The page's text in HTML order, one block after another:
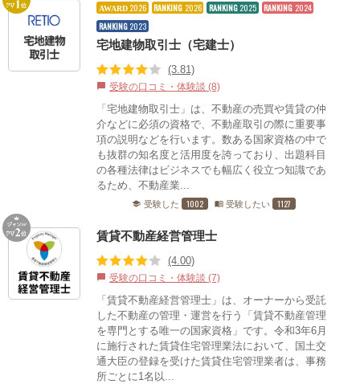
AWARD 2026 RANKING 2026 RANKING 2025 RANKING 2024
RANKING 2023
宅地建物取引士（宅建士）
(3.81)
chat_bubble 受験の口コミ・体験談 (8)
「宅地建物取引士」は、不動産の売買や賃貸の仲
介などに必須の資格で、不動産取引の際に重要事
項の説明などを行います。数ある国家資格の中で
も抜群の知名度と活用度を誇っており、出題科目
の各種法律はビジネスでも幅広く役立つ知識であ
るため、不動産業...
school 受験した 1002 menu_book 受験したい 1127
賃貸不動産経営管理士
(4.00)
chat_bubble 受験の口コミ・体験談 (7)
「賃貸不動産経営管理士」は、オーナーから受託
した不動産の管理・運営を行う「賃貸不動産管理
を専門とする唯一の国家資格」です。令和3年6月
に施行された賃貸住宅管理業法において、国土交
通大臣の登録を受けた賃貸住宅管理業者は、事務
所ごとに1名以...